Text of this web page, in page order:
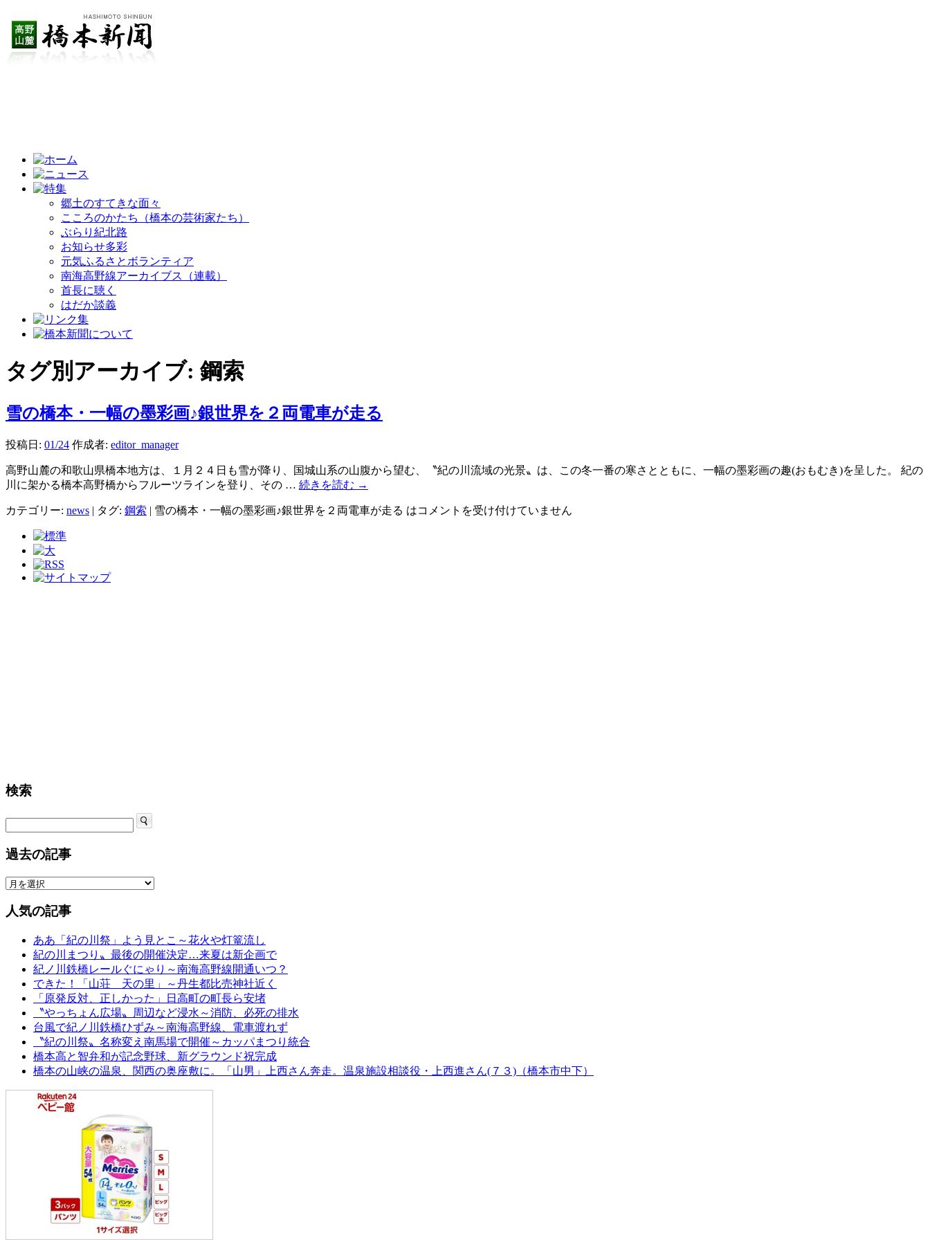
郷土のすてきな面々
こころのかたち（橋本の芸術家たち）
ぶらり紀北路
お知らせ多彩
元気ふるさとボランティア
南海高野線アーカイブス（連載）
首長に聴く
はだか談義
タグ別アーカイブ: 鋼索
雪の橋本・一幅の墨彩画♪銀世界を２両電車が走る
投稿日: 01/24 作成者: editor_manager
高野山麓の和歌山県橋本地方は、１月２４日も雪が降り、国城山系の山腹から望む、〝紀の川流域の光景〟は、この冬一番の寒さとともに、一幅の墨彩画の趣(おもむき)を呈した。 紀の
川に架かる橋本高野橋からフルーツラインを登り、その … 続きを読む →
カテゴリー: news | タグ: 鋼索 | 雪の橋本・一幅の墨彩画♪銀世界を２両電車が走る はコメントを受け付けていません
検索
過去の記事
人気の記事
ああ「紀の川祭」よう見とこ～花火や灯篭流し
紀の川まつり〟最後の開催決定…来夏は新企画で
紀ノ川鉄橋レールぐにゃり～南海高野線開通いつ？
できた！「山荘 天の里」～丹生都比売神社近く
「原発反対、正しかった」日高町の町長ら安堵
〝やっちょん広場〟周辺など浸水～消防、必死の排水
台風で紀ノ川鉄橋ひずみ～南海高野線、電車渡れず
〝紀の川祭〟名称変え南馬場で開催～カッパまつり統合
橋本高と智弁和が記念野球、新グラウンド祝完成
橋本の山峡の温泉、関西の奥座敷に。「山男」上西さん奔走。温泉施設相談役・上西進さん(７３)（橋本市中下）